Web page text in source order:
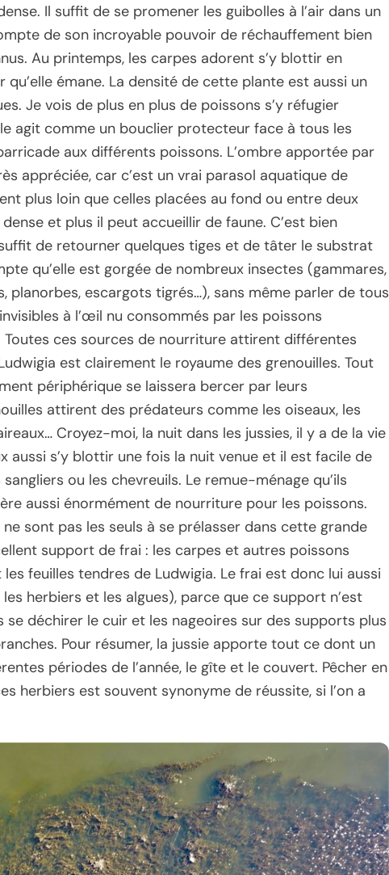
Il suffit de se promener les guibolles à l’air dans un
de son incroyable pouvoir de réchauffement bien
Au printemps, les carpes adorent s’y blottir en
émane. La densité de cette plante est aussi un
Je vois de plus en plus de poissons s’y réfugier
agit comme un bouclier protecteur face à tous les
aux différents poissons. L’ombre apportée par
appréciée, car c’est un vrai parasol aquatique de
plus loin que celles placées au fond ou entre deux
et plus il peut accueillir de faune. C’est bien
de retourner quelques tiges et de tâter le substrat
qu’elle est gorgée de nombreux insectes (gammares,
planorbes, escargots tigrés…), sans même parler de tous
à l’œil nu consommés par les poissons
ces sources de nourriture attirent différentes
est clairement le royaume des grenouilles. Tout
périphérique se laissera bercer par leurs
attirent des prédateurs comme les oiseaux, les
Croyez-moi, la nuit dans les jussies, il y a de la vie
aussi s’y blottir une fois la nuit venue et il est facile de
ou les chevreuils. Le remue-ménage qu’ils
aussi énormément de nourriture pour les poissons.
sont pas les seuls à se prélasser dans cette grande
support de frai : les carpes et autres poissons
feuilles tendres de Ludwigia. Le frai est donc lui aussi
herbiers et les algues), parce que ce support n’est
se déchirer le cuir et les nageoires sur des supports plus
Pour résumer, la jussie apporte tout ce dont un
périodes de l’année, le gîte et le couvert. Pêcher en
herbiers est souvent synonyme de réussite, si l’on a